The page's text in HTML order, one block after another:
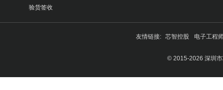
验货签收
友情链接: 芯智控股 电子工程
© 2015-2026 深圳